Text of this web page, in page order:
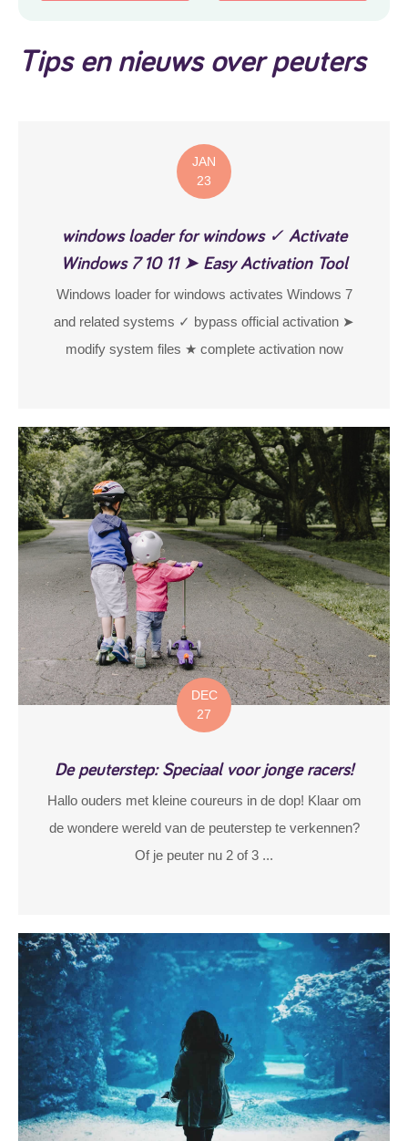
Tips en nieuws over peuters
JAN
23
windows loader for windows ✓ Activate
Windows 7 10 11 ➤ Easy Activation Tool
Windows loader for windows activates Windows 7
and related systems ✓ bypass official activation ➤
modify system files ★ complete activation now
DEC
27
De peuterstep: Speciaal voor jonge racers!
Hallo ouders met kleine coureurs in de dop! Klaar om
de wondere wereld van de peuterstep te verkennen?
Of je peuter nu 2 of 3 ...